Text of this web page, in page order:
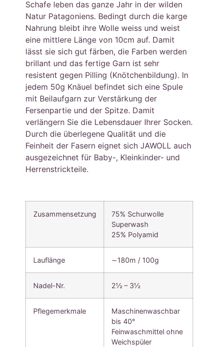
Schafe leben das ganze Jahr in der wilden
Natur Patagoniens. Bedingt durch die karge
Nahrung bleibt ihre Wolle weiss und weist
eine mittlere Länge von 10cm auf. Damit
lässt sie sich gut färben, die Farben werden
brillant und das fertige Garn ist sehr
resistent gegen Pilling (Knötchenbildung). In
jedem 50g Knäuel befindet sich eine Spule
mit Beilaufgarn zur Verstärkung der
Fersenpartie und der Spitze. Damit
verlängern Sie die Lebensdauer Ihrer Socken.
Durch die überlegene Qualität und die
Feinheit der Fasern eignet sich JAWOLL auch
ausgezeichnet für Baby-, Kleinkinder- und
Herrenstrickteile.
Zusammensetzung
75% Schurwolle
Superwash
25% Polyamid
Lauflänge ∼180m / 100g
Nadel-Nr. 2½ – 3½
Pflegemerkmale
Maschinenwaschbar
bis 40°
Feinwaschmittel ohne
Weichspüler